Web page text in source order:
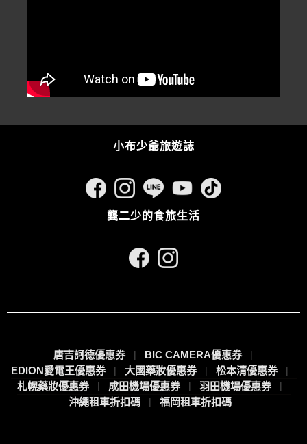
小布少爺旅遊誌
龔二少的食旅生活
唐吉訶德優惠券
BIC CAMERA優惠券
EDION愛電王優惠券
大國藥妝優惠券
松本清優惠券
札幌藥妝優惠券
成田機場優惠券
羽田機場優惠券
沖繩租車折扣碼
福岡租車折扣碼